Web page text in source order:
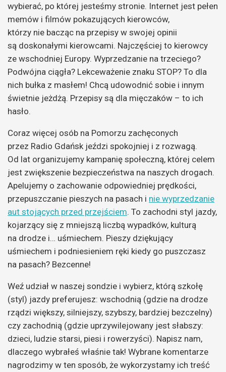
wybierać, po której jesteśmy stronie. Internet jest pełen
memów i filmów pokazujących kierowców,
którzy nie bacząc na przepisy w swojej opinii
są doskonałymi kierowcami. Najczęściej to kierowcy
ze wschodniej Europy. Wyprzedzanie na trzeciego?
Podwójna ciągła? Lekceważenie znaku STOP? To dla
nich bułka z masłem! Chcą udowodnić sobie i innym
świetnie jeżdżą. Przepisy są dla mięczaków – to ich
hasło.
Coraz więcej osób na Pomorzu zachęconych
przez Radio Gdańsk jeździ spokojniej i z rozwagą.
Od lat organizujemy kampanię społeczną, której celem
jest zwiększenie bezpieczeństwa na naszych drogach.
Apelujemy o zachowanie odpowiedniej prędkości,
przepuszczanie pieszych na pasach i nie wyprzedzanie
aut stojących przed przejściem. To zachodni styl jazdy,
kojarzący się z mniejszą liczbą wypadków, kulturą
na drodze i… uśmiechem. Pieszy dziękujący
uśmiechem i podniesieniem ręki kiedy go puszczasz
na pasach? Bezcenne!
Weź udział w naszej sondzie i wybierz, którą szkołę
(styl) jazdy preferujesz: wschodnią (gdzie na drodze
rządzi większy, silniejszy, szybszy, bardziej bezczelny)
czy zachodnią (gdzie uprzywilejowany jest słabszy:
dzieci, ludzie starsi, piesi i rowerzyści). Napisz nam,
dlaczego wybrałeś właśnie tak! Wybrane komentarze
nagrodzimy w ten sposób, że wykorzystamy ich treść